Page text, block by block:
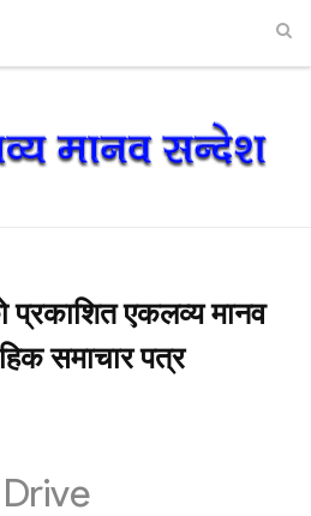
एकलव्य मानव
समाचार पत्र